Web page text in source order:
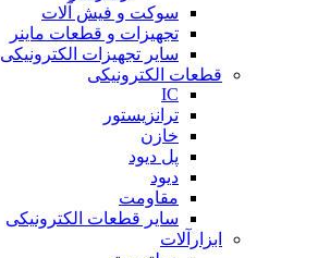
سوکت و فیش آلات
تجهیزات و قطعات ماینر
سایر تجهیزات الکترونیکی
قطعات الکترونیکی
IC
ترانزیستور
خازن
پل دیود
دیود
مقاومت
سایر قطعات الکترونیکی
ابزارآلات